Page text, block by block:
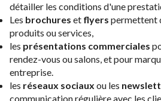
détailler les conditions d'une
Les brochures et flyers permettent
produits ou services,
les présentations commerciales
rendez-vous ou salons, et pour
entreprise.
les réseaux sociaux ou les
communication régulière avec les